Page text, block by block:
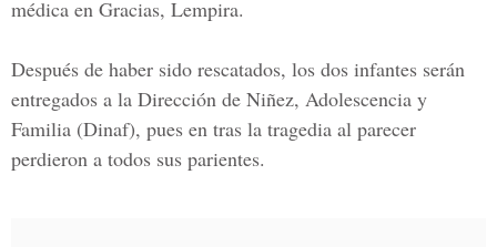
médica en Gracias, Lempira.
Después de haber sido rescatados, los dos infantes serán
entregados a la Dirección de Niñez, Adolescencia y
Familia (Dinaf), pues en tras la tragedia al parecer
perdieron a todos sus parientes.